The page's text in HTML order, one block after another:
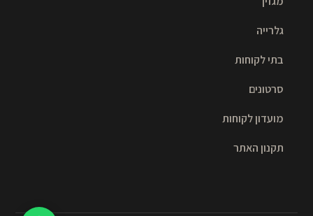
גלרייה
בתי לקוחות
סרטונים
מועדון לקוחות
תקנון האתר